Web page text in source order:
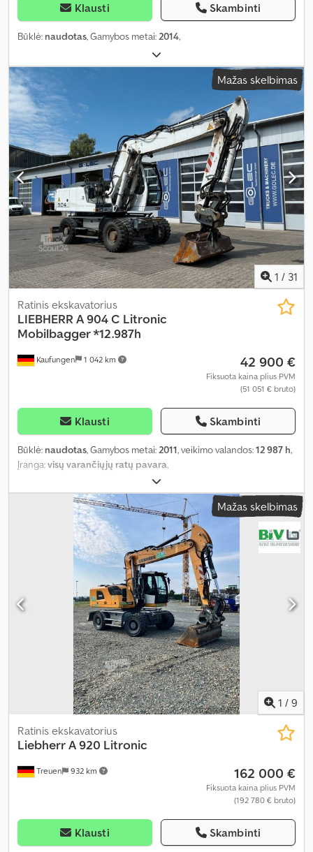
Klausti Skambinti
Būklė: naudotas, Gamybos metai:2014,
Mažas skelbimas
1 / 31
Kaufungen 1 042 km
Ratinis ekskavatorius
LIEBHERR A 904 C Litronic
Mobilbagger *12.987h
42 900 €
Fiksuota kaina plius PVM
(51 051 € bruto)
Klausti Skambinti
Būklė: naudotas, Gamybos metai:2011, veikimo valandos:12 987 h,
Įranga:visų varančiųjų ratų pavara,
Mažas skelbimas
1 / 9
Treuen 932 km
Ratinis ekskavatorius
LiebherrA 920 Litronic
162 000 €
Fiksuota kaina plius PVM
(192 780 € bruto)
Klausti Skambinti